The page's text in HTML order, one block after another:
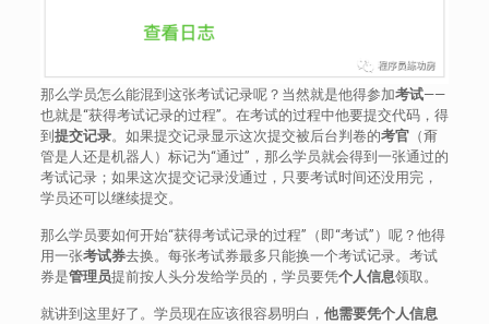
那么学员怎么能混到这张考试记录呢？当然就是他得参加考试——
也就是“获得考试记录的过程”。在考试的过程中他要提交代码，得
到提交记录。如果提交记录显示这次提交被后台判卷的考官（甭
管是人还是机器人）标记为“通过”，那么学员就会得到一张通过的
考试记录；如果这次提交记录没通过，只要考试时间还没用完，
学员还可以继续提交。
那么学员要如何开始“获得考试记录的过程”（即“考试”）呢？他得
用一张考试券去换。每张考试券最多只能换一个考试记录。考试
券是管理员提前按人头分发给学员的，学员要凭个人信息领取。
就讲到这里好了。学员现在应该很容易明白， 他需要凭个人信息